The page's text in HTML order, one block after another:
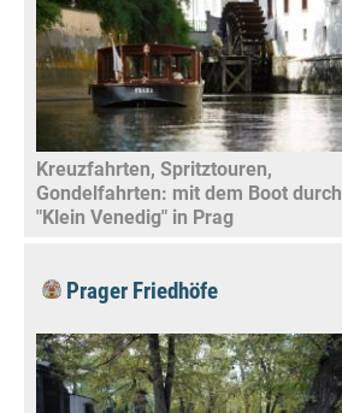
Kreuzfahrten, Spritztouren,
Gondelfahrten: mit dem Boot durch
"Klein Venedig" in Prag
Prager Friedhöfe